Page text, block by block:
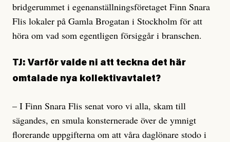
bridgerummet i egenanställningsföretaget Finn Snara
Flis lokaler på Gamla Brogatan i Stockholm för att
höra om vad som egentligen försiggår i branschen.
TJ: Varför valde ni att teckna det här
omtalade nya kollektivavtalet?
– I Finn Snara Flis senat voro vi alla, skam till
sägandes, en smula konsternerade över de ymnigt
florerande uppgifterna om att våra daglönare stodo i